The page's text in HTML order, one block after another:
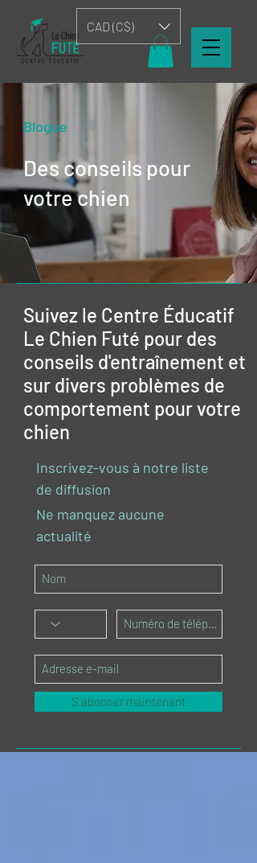
CAD (C$)
Blogue
Des conseils pour
votre chien
Suivez le Centre Éducatif
Le Chien Futé pour des
conseils d'entraînement et
sur divers problèmes de
comportement pour votre
chien
Inscrivez-vous à notre liste
de diffusion
Ne manquez aucune
actualité
S`abonner maintenant